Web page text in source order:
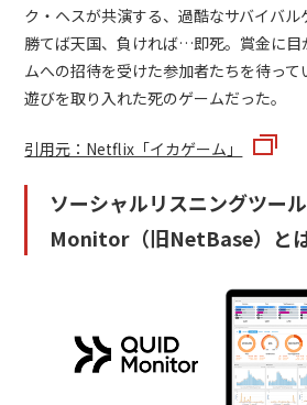
ク・ヘスが共演する、過酷なサバイバル
勝てば天国、負ければ…即死。賞金に目
ムへの招待を受けた参加者たちを待っ
遊びを取り入れた死のゲームだった。
引用元：Netflix「イカゲーム」
ソーシャルリスニングツー
Monitor（旧NetBase）と